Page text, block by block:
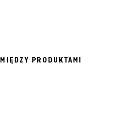
PRODUKTAMI